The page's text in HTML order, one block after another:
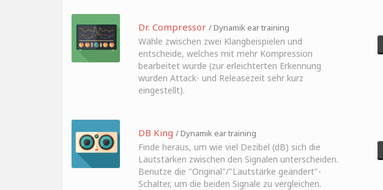
Dr. Compressor / Dynamik ear training
Wähle zwischen zwei Klangbeispielen und
entscheide, welches mit mehr Kompression
bearbeitet wurde (zur erleichterten Erkennung
wurden Attack- und Releasezeit sehr kurz
eingestellt).
DB King / Dynamik ear training
Finde heraus, um wie viel Dezibel (dB) sich die
Lautstärken zwischen den Signalen unterscheiden.
Benutze die "Original"/"Lautstärke geändert"-
Schalter, um die beiden Signale zu vergleichen.